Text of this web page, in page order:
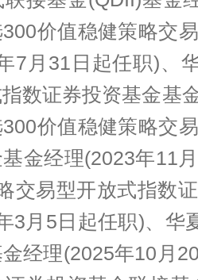
价值稳健策略交
7月31日起任职)、
数证券投资基金基
价值稳健策略交
金经理(2023年11
交易型开放式指数
3月5日起任职)、华
经理(2025年10月